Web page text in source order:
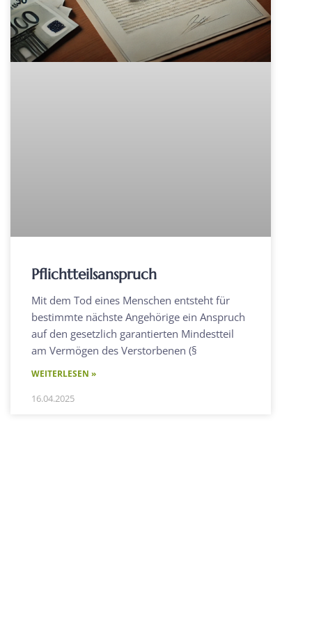
Pflichtteilsanspruch
Mit dem Tod eines Menschen entsteht für
bestimmte nächste Angehörige ein Anspruch
auf den gesetzlich garantierten Mindestteil
am Vermögen des Verstorbenen (§
WEITERLESEN »
16.04.2025